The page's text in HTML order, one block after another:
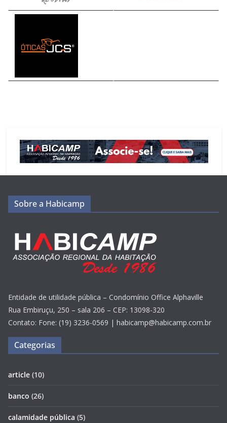
Sobre a Habicamp
Entidade de utilidade pública – Condomínio Office Alphaville
Rua Embiruçu, 250 – sala 206 – CEP: 13098-320
Contato: Fone: (19) 3236-0569 | habicamp@habicamp.com.br
Categorias
article (10)
banco (26)
calamidade pública (5)